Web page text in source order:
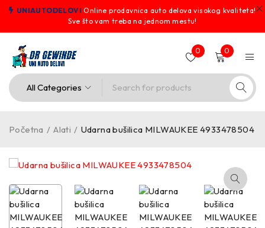
UNIAUTODELOVI Online prodavnica auto delova visokog kvaliteta!
Sve što vam treba na jednom mestu!
0 0
Početna / Alati / Udarna bušilica MILWAUKEE 4933478504